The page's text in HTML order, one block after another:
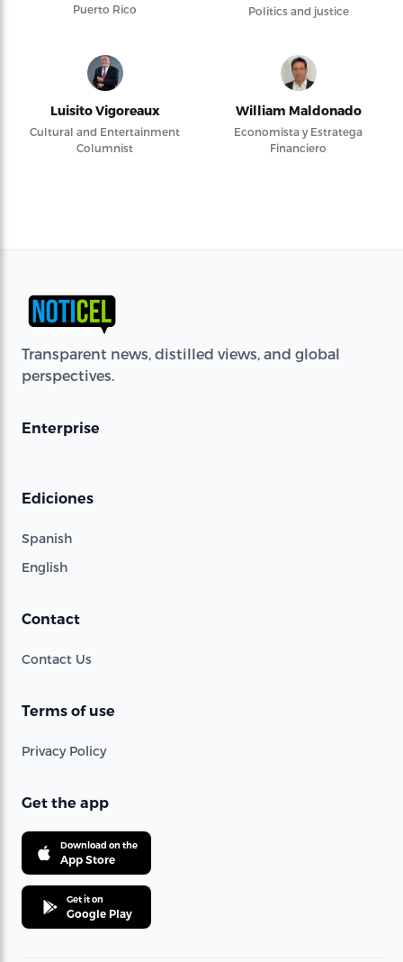
Puerto Rico
Politics and justice
Luisito Vigoreaux
Cultural and Entertainment
Columnist
William Maldonado
Economista y Estratega
Financiero
Transparent news, distilled views, and global
perspectives.
Enterprise
Ediciones
Spanish
English
Contact
Contact Us
Terms of use
Privacy Policy
Get the app
Download on the
App Store
Get it on
Google Play